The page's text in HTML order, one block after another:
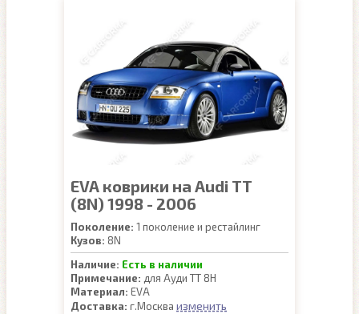
EVA коврики на Audi TT
(8N) 1998 - 2006
Поколение: 1 поколение и рестайлинг
Кузов: 8N
Наличие: Есть в наличии
Примечание: для Ауди ТТ 8Н
Материал: EVA
Доставка: г.Москва изменить